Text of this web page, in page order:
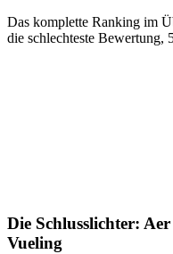
Das komplette Ranking im
die schlechteste Bewertung,
Die Schlusslichter:
Vueling